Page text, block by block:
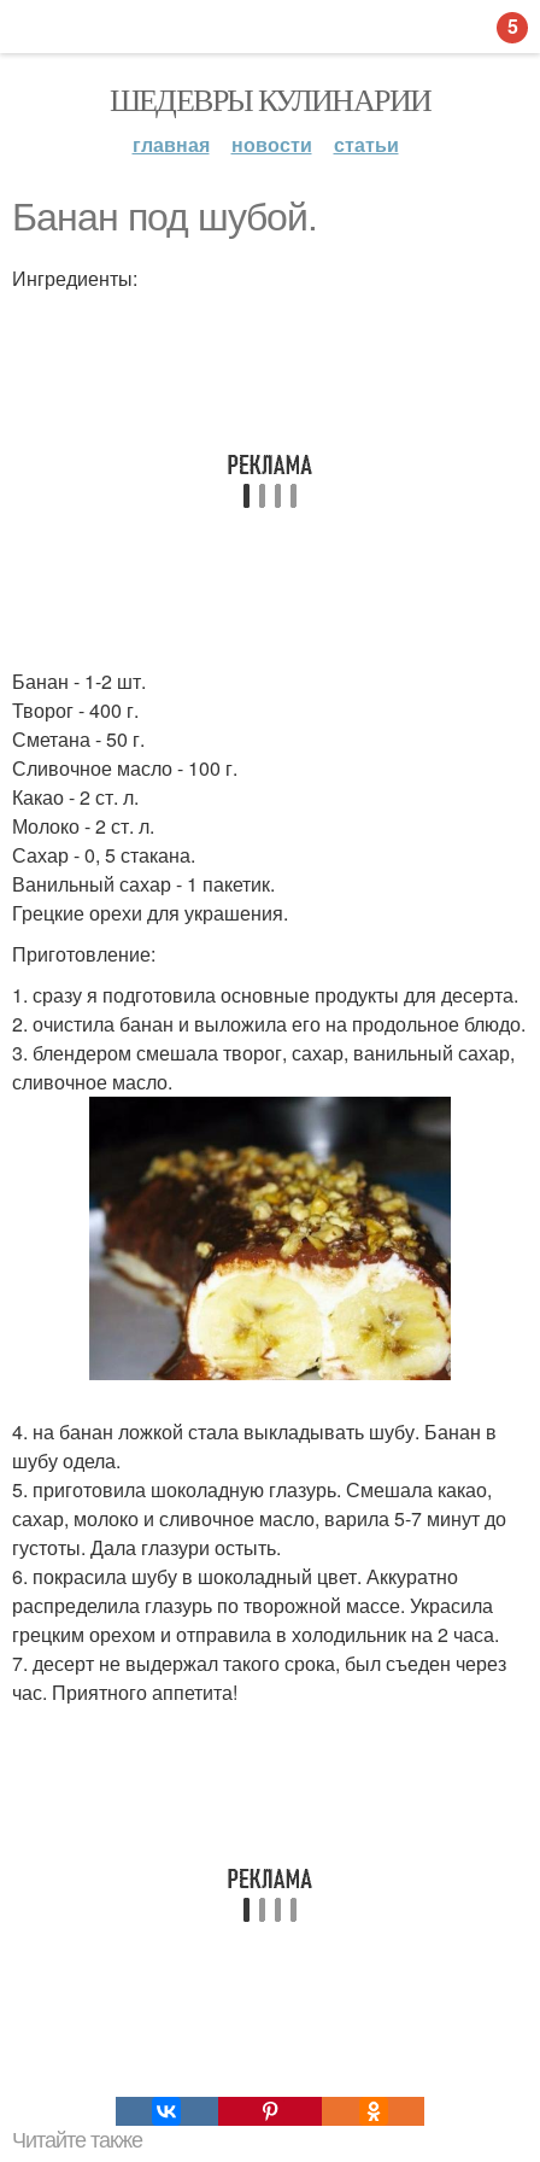
ШЕДЕВРЫ КУЛИНАРИИ
главная новости статьи
Банан под шубой.
Ингредиенты:
Банан - 1-2 шт.
Творог - 400 г.
Сметана - 50 г.
Сливочное масло - 100 г.
Какао - 2 ст. л.
Молоко - 2 ст. л.
Сахар - 0, 5 стакана.
Ванильный сахар - 1 пакетик.
Грецкие орехи для украшения.
Приготовление:
1. сразу я подготовила основные продукты для десерта.
2. очистила банан и выложила его на продольное блюдо.
3. блендером смешала творог, сахар, ванильный сахар,
сливочное масло.
4. на банан ложкой стала выкладывать шубу. Банан в
шубу одела.
5. приготовила шоколадную глазурь. Смешала какао,
сахар, молоко и сливочное масло, варила 5-7 минут до
густоты. Дала глазури остыть.
6. покрасила шубу в шоколадный цвет. Аккуратно
распределила глазурь по творожной массе. Украсила
грецким орехом и отправила в холодильник на 2 часа.
7. десерт не выдержал такого срока, был съеден через
час. Приятного аппетита!
Читайте также
5